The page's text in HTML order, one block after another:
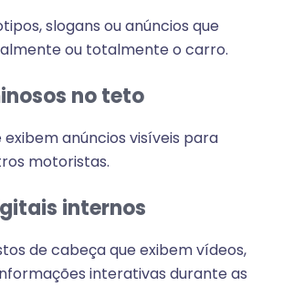
slogans ou anúncios que
ou totalmente o carro.
no teto
exibem anúncios visíveis para
motoristas.
internos
de cabeça que exibem vídeos,
interativas durante as